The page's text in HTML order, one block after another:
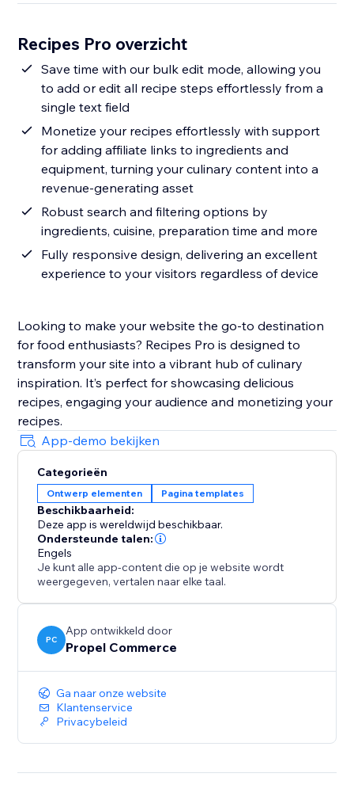
Recipes Pro overzicht
Save time with our bulk edit mode, allowing you
to add or edit all recipe steps effortlessly from a
single text field
Monetize your recipes effortlessly with support
for adding affiliate links to ingredients and
equipment, turning your culinary content into a
revenue-generating asset
Robust search and filtering options by
ingredients, cuisine, preparation time and more
Fully responsive design, delivering an excellent
experience to your visitors regardless of device
Looking to make your website the go-to destination
for food enthusiasts? Recipes Pro is designed to
transform your site into a vibrant hub of culinary
inspiration. It’s perfect for showcasing delicious
recipes, engaging your audience and monetizing your
recipes.
App-demo bekijken
Categorieën
Ontwerp elementen Pagina templates
Beschikbaarheid:
Deze app is wereldwijd beschikbaar.
Ondersteunde talen:
Engels
Je kunt alle app-content die op je website wordt
weergegeven, vertalen naar elke taal.
PC
App ontwikkeld door
Propel Commerce
Ga naar onze website
Klantenservice
Privacybeleid